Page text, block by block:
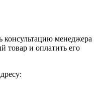
менеджера
товар и оплатить его